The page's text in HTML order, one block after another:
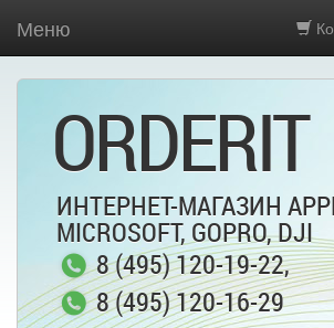
Меню
ORDERIT
ИНТЕРНЕТ-МАГАЗИН
MICROSOFT, GOPRO, DJI
8 (495) 120-19-22,
8 (495) 120-16-29